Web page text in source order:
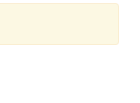
05-311979-05-31/1979-05-31
06-30
07-311979-07-31/1979-07-31
09-30
461, 2017-05-31